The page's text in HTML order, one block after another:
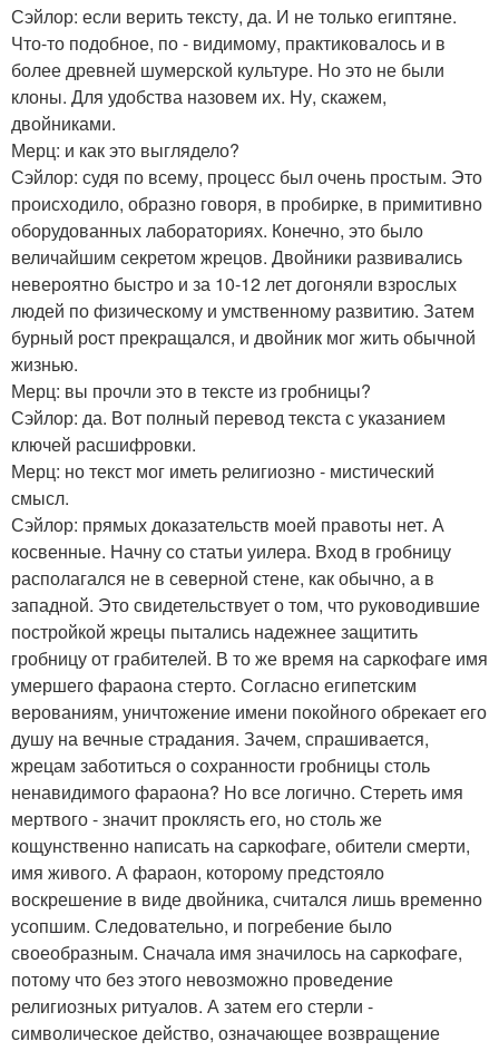
Сэйлор: если верить тексту, да. И не только египтяне.
Что-то подобное, по - видимому, практиковалось и в
более древней шумерской культуре. Но это не были
клоны. Для удобства назовем их. Ну, скажем,
двойниками.
Мерц: и как это выглядело?
Сэйлор: судя по всему, процесс был очень простым. Это
происходило, образно говоря, в пробирке, в примитивно
оборудованных лабораториях. Конечно, это было
величайшим секретом жрецов. Двойники развивались
невероятно быстро и за 10-12 лет догоняли взрослых
людей по физическому и умственному развитию. Затем
бурный рост прекращался, и двойник мог жить обычной
жизнью.
Мерц: вы прочли это в тексте из гробницы?
Сэйлор: да. Вот полный перевод текста с указанием
ключей расшифровки.
Мерц: но текст мог иметь религиозно - мистический
смысл.
Сэйлор: прямых доказательств моей правоты нет. А
косвенные. Начну со статьи уилера. Вход в гробницу
располагался не в северной стене, как обычно, а в
западной. Это свидетельствует о том, что руководившие
постройкой жрецы пытались надежнее защитить
гробницу от грабителей. В то же время на саркофаге имя
умершего фараона стерто. Согласно египетским
верованиям, уничтожение имени покойного обрекает его
душу на вечные страдания. Зачем, спрашивается,
жрецам заботиться о сохранности гробницы столь
ненавидимого фараона? Но все логично. Стереть имя
мертвого - значит проклясть его, но столь же
кощунственно написать на саркофаге, обители смерти,
имя живого. А фараон, которому предстояло
воскрешение в виде двойника, считался лишь временно
усопшим. Следовательно, и погребение было
своеобразным. Сначала имя значилось на саркофаге,
потому что без этого невозможно проведение
религиозных ритуалов. А затем его стерли -
символическое действо, означающее возвращение